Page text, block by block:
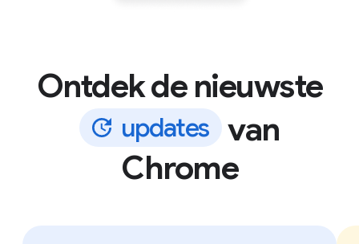
Ontdek de nieuwste
updates van
Chrome